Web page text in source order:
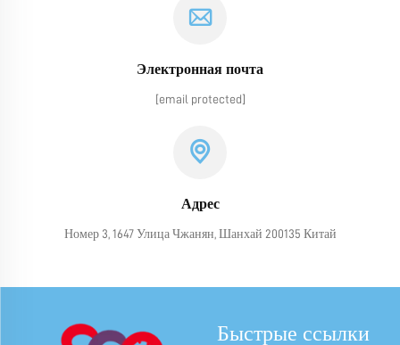
Электронная почта
[email protected]
Адрес
Номер 3, 1647 Улица Чжанян, Шанхай 200135 Китай
Быстрые ссылки